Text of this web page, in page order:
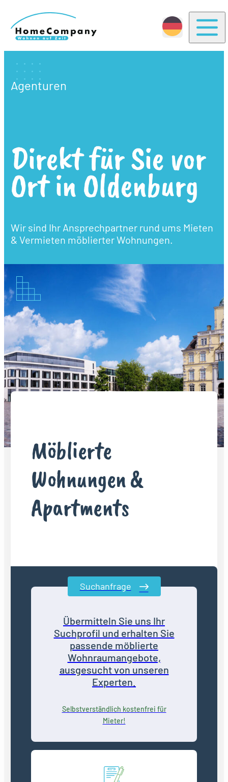
Agenturen
Direkt für Sie vor
Ort in Oldenburg
Wir sind Ihr Ansprechpartner rund ums Mieten
& Vermieten möblierter Wohnungen.
Möblierte
Wohnungen &
Apartments
Suchanfrage
Übermitteln Sie uns Ihr
Suchprofil und erhalten Sie
passende möblierte
Wohnraumangebote,
ausgesucht von unseren
Experten.
Selbstverständlich kostenfrei für
Mieter!